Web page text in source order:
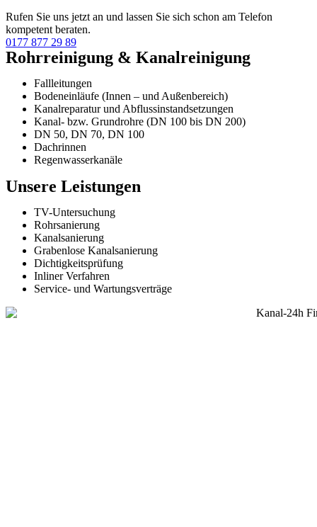
Rufen Sie uns jetzt an und lassen Sie sich schon am Telefon
kompetent beraten.
0177 877 29 89
Rohrreinigung & Kanalreinigung
Fallleitungen
Bodeneinläufe (Innen – und Außenbereich)
Kanalreparatur und Abflussinstandsetzungen
Kanal- bzw. Grundrohre (DN 100 bis DN 200)
DN 50, DN 70, DN 100
Dachrinnen
Regenwasserkanäle
Unsere Leistungen
TV-Untersuchung
Rohrsanierung
Kanalsanierung
Grabenlose Kanalsanierung
Dichtigkeitsprüfung
Inliner Verfahren
Service- und Wartungsverträge